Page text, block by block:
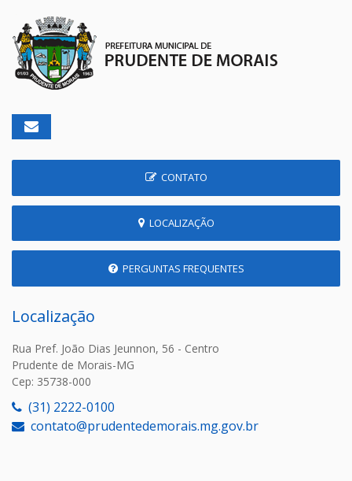
CONTATO
LOCALIZAÇÃO
PERGUNTAS FREQUENTES
Localização
Rua Pref. João Dias Jeunnon, 56 - Centro
Prudente de Morais-MG
Cep: 35738-000
(31) 2222-0100
contato@prudentedemorais.mg.gov.br